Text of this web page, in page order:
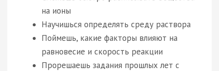
на ионы
Научишься определять среду раствора
Поймешь, какие факторы влияют на
равновесие и скорость реакции
Прорешаешь задания прошлых лет с